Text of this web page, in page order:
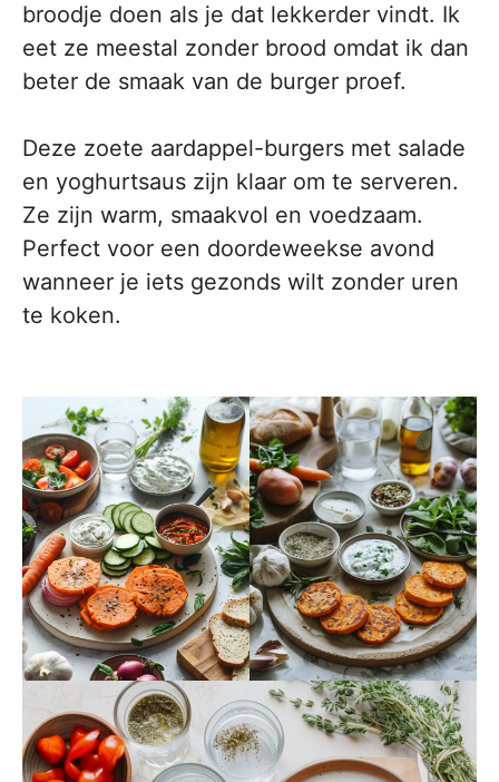
broodje doen als je dat lekkerder vindt. Ik
eet ze meestal zonder brood omdat ik dan
beter de smaak van de burger proef.
Deze zoete aardappel-burgers met salade
en yoghurtsaus zijn klaar om te serveren.
Ze zijn warm, smaakvol en voedzaam.
Perfect voor een doordeweekse avond
wanneer je iets gezonds wilt zonder uren
te koken.